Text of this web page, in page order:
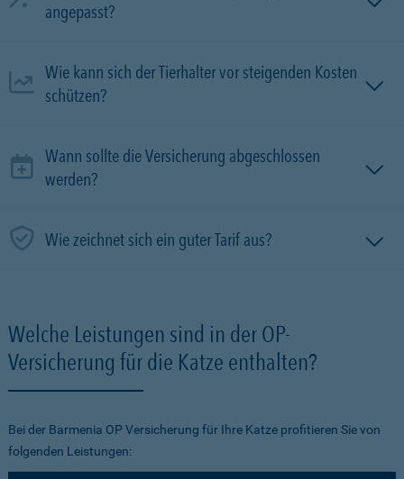
angepasst?
Wie kann sich der Tierhalter vor steigenden Kosten
schützen?
Wann sollte die Versicherung abgeschlossen
werden?
Wie zeichnet sich ein guter Tarif aus?
Welche Leistungen sind in der OP-
Versicherung für die Katze enthalten?
Bei der Barmenia OP Versicherung für Ihre Katze profitieren Sie von
folgenden Leistungen: